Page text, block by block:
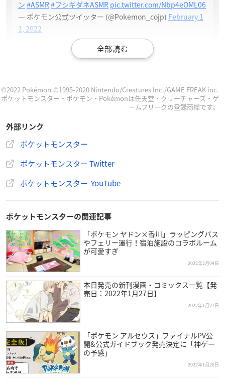
ン #ASMR#フシギダネASMR pic.twitter.com/Nbp4eOML06
— ポケモン公式ツイッター (@Pokemon_cojp) February 1
1, 2022
©2022 Pokémon.©1995-2020 Nintendo/Creatures Inc./GAME FREAK inc.
ポケットモンスター・ポケモン・Pokémonは任天堂・クリーチャーズ・ゲ
ームフリークの登録商標です。
外部リンク
ポケットモンスター
ポケットモンスター Twitter
ポケットモンスター YouTube
ポケットモンスターの関連記事
「ポケモン ヤドン×香川」ラッピングバス
やフェリー運行！宿泊施設のコラボルーム
が可愛すぎ
2022年2月04日
本日発売の新刊漫画・コミックス一覧【発
売日：2022年1月27日】
2022年1月27日
「ポケモン アルセウス」ファイナルPV公
開&公式ガイドブック発売決定に「神ゲー
の予感」
2022年1月26日